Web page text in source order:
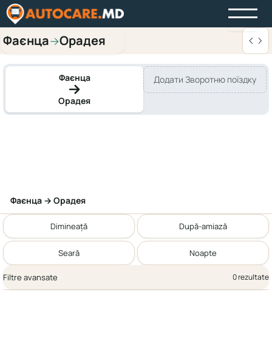
Фаєнца→Орадея
Фаєнца
Орадея
Додати Зворотню поїздку
Фаєнца → Орадея
Dimineață După-amiază
Seară Noapte
Filtre avansate 0 rezultate